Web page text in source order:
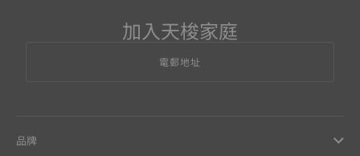
加入天梭家庭
電郵地址
品牌